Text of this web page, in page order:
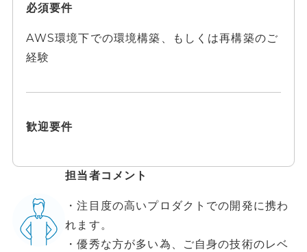
必須要件
AWS環境下での環境構築、もしくは再構築のご
経験
歓迎要件
担当者コメント
・注目度の高いプロダクトでの開発に携わ
れます。
・優秀な方が多い為、ご自身の技術のレベ